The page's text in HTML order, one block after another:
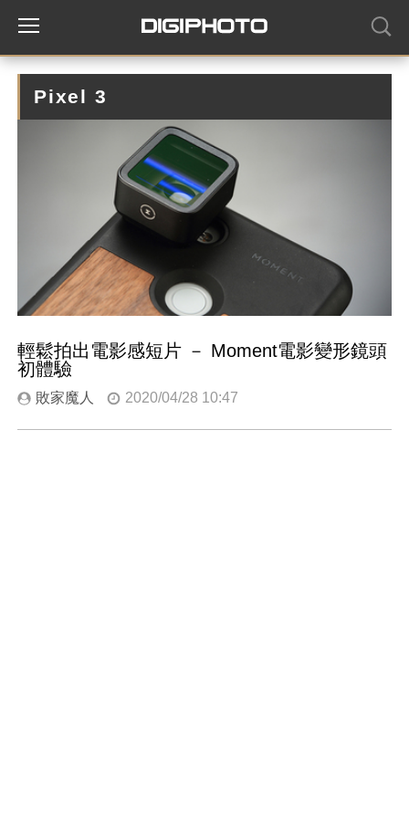
Pixel 3
輕鬆拍出電影感短片 － Moment電影變形鏡頭
初體驗
敗家魔人 2020/04/28 10:47